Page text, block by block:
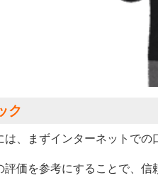
ク
、まずインターネットでの
価を参考にすることで、信